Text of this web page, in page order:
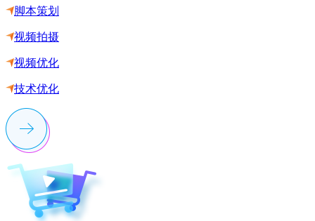
脚本策划
视频拍摄
视频优化
技术优化